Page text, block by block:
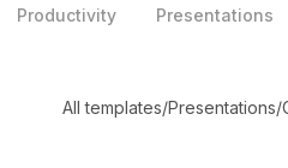
Productivity Presentations
All templates/Presentations/